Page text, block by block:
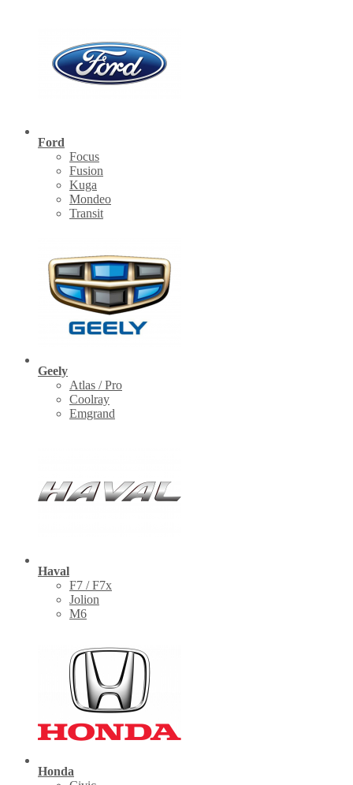
Ford
Focus
Fusion
Kuga
Mondeo
Transit
Geely
Atlas / Pro
Coolray
Emgrand
Haval
F7 / F7x
Jolion
M6
Honda